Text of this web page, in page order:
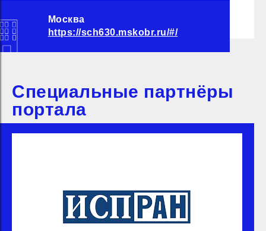
Москва
https://sch630.mskobr.ru/#/
Специальные партнёры
портала